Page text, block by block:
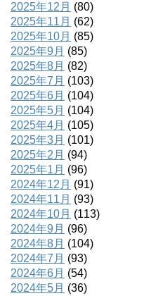
2025年12月 (80)
2025年11月 (62)
2025年10月 (85)
2025年9月 (85)
2025年8月 (82)
2025年7月 (103)
2025年6月 (104)
2025年5月 (104)
2025年4月 (105)
2025年3月 (101)
2025年2月 (94)
2025年1月 (96)
2024年12月 (91)
2024年11月 (93)
2024年10月 (113)
2024年9月 (96)
2024年8月 (104)
2024年7月 (93)
2024年6月 (54)
2024年5月 (36)